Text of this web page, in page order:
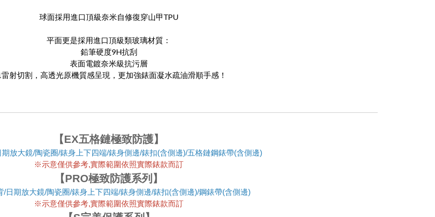
球面採用進口頂級奈米自修復穿山甲TPU
平面更是採用進口頂級類玻璃材質：
鉛筆硬度9H抗刮
表面電鍍奈米級抗污層
雷射切割，高透光原機質感呈現，更加強錶面凝水疏油滑順手感！
【EX五格鏈極致防護】
放大鏡/陶瓷圈/錶身上下四端/錶身側邊/錶扣(含側邊)/五格鏈鋼錶帶(含側邊)
※示意僅供參考,實際範圍依照實際錶款而訂
【PRO極致防護系列】
/日期放大鏡/陶瓷圈/錶身上下四端/錶身側邊/錶扣(含側邊)/鋼錶帶(含側邊)
※示意僅供參考,實際範圍依照實際錶款而訂